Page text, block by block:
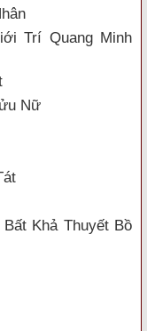
Trí Quang Minh
Nữ
Khả Thuyết Bồ